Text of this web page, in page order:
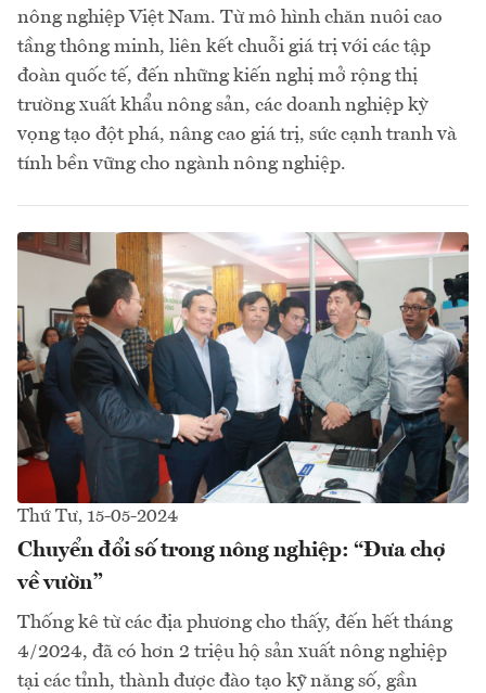
nông nghiệp Việt Nam. Từ mô hình chăn nuôi cao
tầng thông minh, liên kết chuỗi giá trị với các tập
đoàn quốc tế, đến những kiến nghị mở rộng thị
trường xuất khẩu nông sản, các doanh nghiệp kỳ
vọng tạo đột phá, nâng cao giá trị, sức cạnh tranh và
tính bền vững cho ngành nông nghiệp.
Thứ Tư, 15-05-2024
Chuyển đổi số trong nông nghiệp: “Đưa chợ
về vườn”
Thống kê từ các địa phương cho thấy, đến hết tháng
4/2024, đã có hơn 2 triệu hộ sản xuất nông nghiệp
tại các tỉnh, thành được đào tạo kỹ năng số, gần